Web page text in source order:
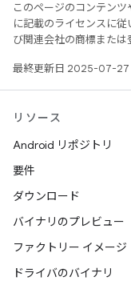
このページのコンテンツ
に記載のライセンスに
び関連会社の商標または
最終更新日 2025-07-27
リソース
Android リポジトリ
要件
ダウンロード
バイナリのプレビュー
ファクトリー イメージ
ドライバのバイナリ